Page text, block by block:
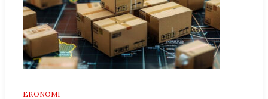
EKONOMI